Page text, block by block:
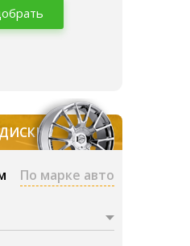
По марке авто